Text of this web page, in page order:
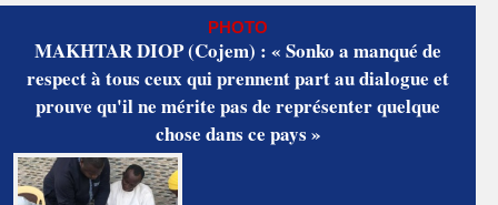
PHOTO
MAKHTAR DIOP (Cojem) : « Sonko a manqué de
respect à tous ceux qui prennent part au dialogue et
prouve qu'il ne mérite pas de représenter quelque
chose dans ce pays »